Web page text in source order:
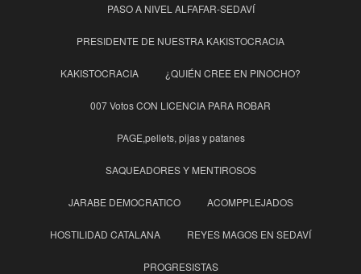
PASO A NIVEL ALFAFAR-SEDAVÍ
PRESIDENTE DE NUESTRA KAKISTOCRACIA
KAKISTOCRACIA ¿QUIÉN CREE EN PINOCHO?
007 Votos CON LICENCIA PARA ROBAR
PAGE,pellets, pijas y patanes
SAQUEADORES Y MENTIROSOS
JARABE DEMOCRATICO ACOMPPLEJADOS
HOSTILIDAD CATALANA REYES MAGOS EN SEDAVÍ
PROGRESISTAS